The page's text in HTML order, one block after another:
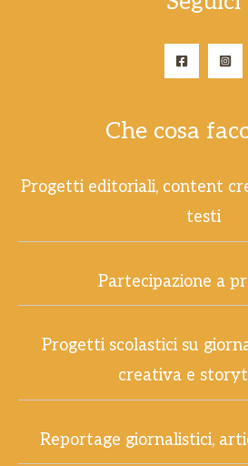
Che cosa
Progetti editoriali, content
testi
Partecipazione a
Progetti scolastici su
creativa e
Reportage giornalistici,